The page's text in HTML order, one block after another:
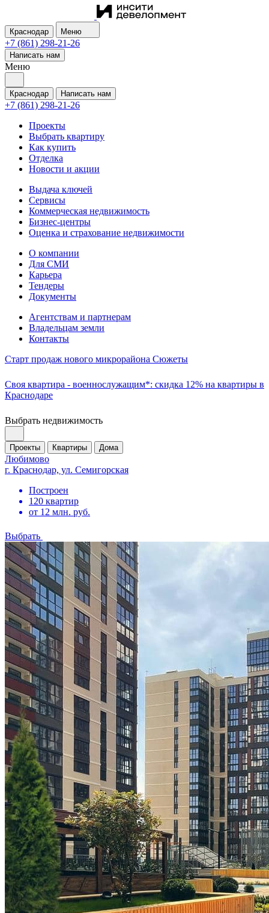
Краснодар Меню
+7 (861) 298-21-26
Написать нам
Меню
Краснодар Написать нам
+7 (861) 298-21-26
Проекты
Выбрать квартиру
Как купить
Отделка
Новости и акции
Выдача ключей
Сервисы
Коммерческая недвижимость
Бизнес-центры
Оценка и страхование недвижимости
О компании
Для СМИ
Карьера
Тендеры
Документы
Агентствам и партнерам
Владельцам земли
Контакты
Старт продаж нового микрорайона Сюжеты
Своя квартира - военнослужащим*: скидка 12% на квартиры в
Краснодаре
Выбрать недвижимость
Проекты Квартиры Дома
Любимово
г. Краснодар, ул. Семигорская
Построен
120 квартир
от 12 млн. руб.
Выбрать